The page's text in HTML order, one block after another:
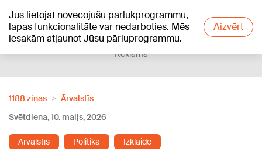
Jūs lietojat novecojušu pārlūkprogrammu,
lapas funkcionalitāte var nedarboties. Mēs
iesakām atjaunot Jūsu pārluprogrammu.
Aizvērt
+23°C
Reklāma
1188 ziņas
Ārvalstīs
Svētdiena, 10. maijs, 2026
Ārvalstīs Politika Izklaide